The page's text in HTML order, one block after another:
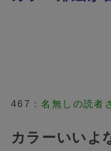
467 ：名無しの読者
カラーいいよ